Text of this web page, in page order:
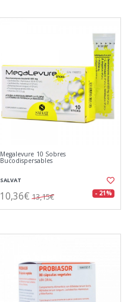
Megalevure 10 Sobres
Bucodispersables
SALVAT
10,36€ 13,15€ - 21%